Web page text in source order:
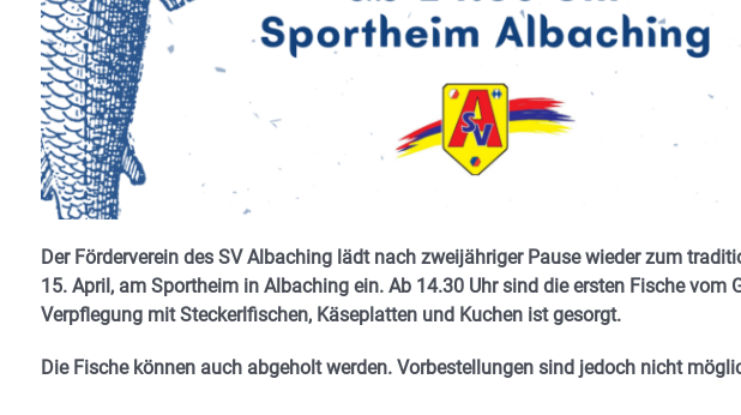
Der Förderverein des SV Albaching lädt nach zweijähriger Pause wieder zum
15. April, am Sportheim in Albaching ein. Ab 14.30 Uhr sind die ersten Fische vom
Verpflegung mit Steckerlfischen, Käseplatten und Kuchen ist gesorgt.
Die Fische können auch abgeholt werden. Vorbestellungen sind jedoch nicht